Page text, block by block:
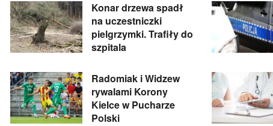
Konar drzewa spadł
na uczestniczki
pielgrzymki. Trafiły do
szpitala
Radomiak i Widzew
rywalami Korony
Kielce w Pucharze
Polski